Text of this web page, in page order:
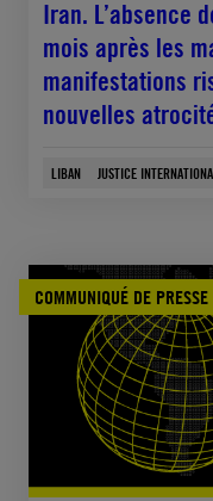
Iran. L’absence
mois après les
manifestations
nouvelles
LIBAN JUSTICE
COMMUNIQUÉ DE PRESSE